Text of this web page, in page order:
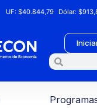
UF:$40.844,79 Dólar: